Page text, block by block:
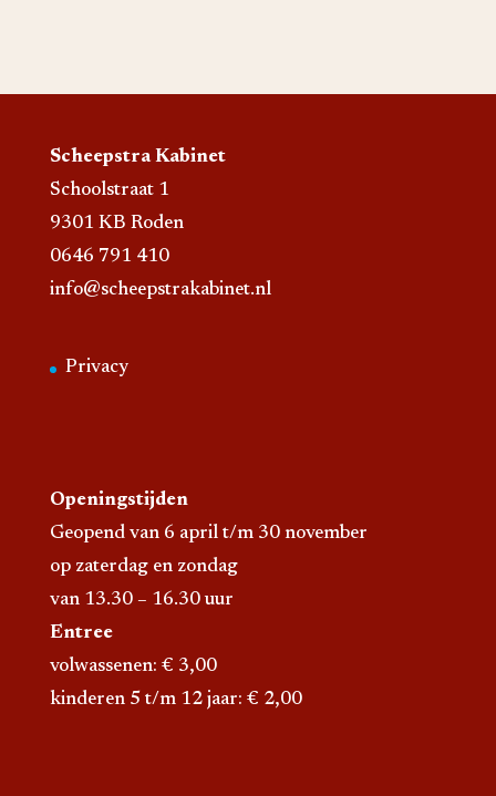
Scheepstra Kabinet
Schoolstraat 1
9301 KB Roden
0646 791 410
info@scheepstrakabinet.nl
Privacy
Openingstijden
Geopend van 6 april t/m 30 november
op zaterdag en zondag
van 13.30 – 16.30 uur
Entree
volwassenen: € 3,00
kinderen 5 t/m 12 jaar: € 2,00